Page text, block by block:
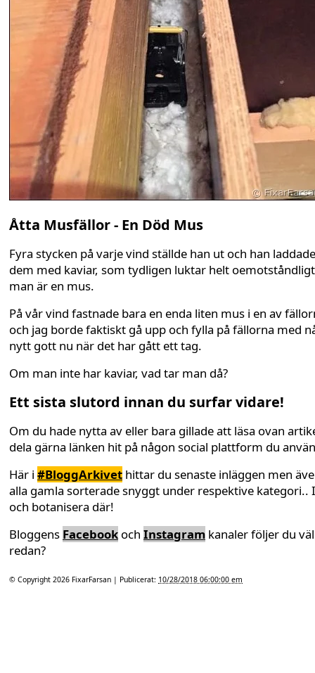
Åtta Musfällor - En Död Mus
Fyra stycken på varje vind ställde han ut och han laddade
dem med kaviar, som tydligen luktar helt
man är en mus.
På vår vind fastnade bara en enda liten mus i en av
och jag borde faktiskt gå upp och fylla på fällorna med
nytt gott nu när det har gått ett tag.
Om man inte har kaviar, vad tar man då?
Ett sista slutord innan du surfar vidare!
Om du hade nytta av eller bara gillade att läsa ovan
dela gärna länken hit på någon social plattform du
Här i #BloggArkivet hittar du senaste inläggen men
alla gamla sorterade snyggt under respektive kategori..
och botanisera där!
Bloggens Facebookoch Instagram kanaler följer du väl
redan?
© Copyright 2026 FixarFarsan | Publicerat: 10/28/2018 06:00:00 em